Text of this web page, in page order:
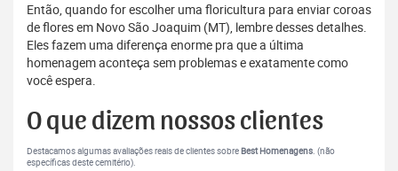
Então, quando for escolher uma floricultura para enviar coroas
de flores em Novo São Joaquim (MT), lembre desses detalhes.
Eles fazem uma diferença enorme pra que a última
homenagem aconteça sem problemas e exatamente como
você espera.
O que dizem nossos clientes
Destacamos algumas avaliações reais de clientes sobre Best Homenagens. (não
específicas deste cemitério).